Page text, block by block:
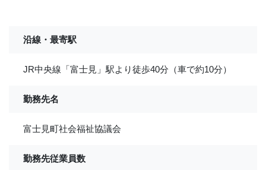
沿線・最寄駅
JR中央線「富士見」駅より徒歩40分（車で約10分）
勤務先名
富士見町社会福祉協議会
勤務先従業員数